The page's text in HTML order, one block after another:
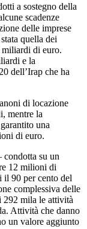
a sostegno della
scadenze
delle imprese
quella dei
miliardi di euro.
e la
dell’Irap che ha
di locazione
mentre la
una
di euro.
condotta su un
12 milioni di
il 90 per cento del
complessiva delle
292 mila le attività
Attività che danno
un valore aggiunto